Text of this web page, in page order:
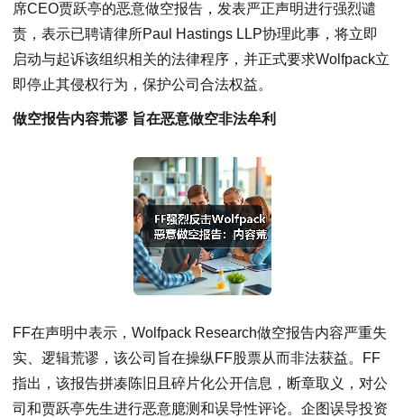
席CEO贾跃亭的恶意做空报告，发表严正声明进行强烈谴
责，表示已聘请律所Paul Hastings LLP协理此事，将立即
启动与起诉该组织相关的法律程序，并正式要求Wolfpack立
即停止其侵权行为，保护公司合法权益。
做空报告内容荒谬 旨在恶意做空非法牟利
FF在声明中表示，Wolfpack Research做空报告内容严重失
实、逻辑荒谬，该公司旨在操纵FF股票从而非法获益。FF
指出，该报告拼凑陈旧且碎片化公开信息，断章取义，对公
司和贾跃亭先生进行恶意臆测和误导性评论。企图误导投资